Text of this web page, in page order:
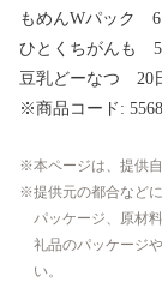
もめんWパック 6
ひとくちがんも 5
豆乳どーなつ 20
※商品コード:
本ページは、提供
提供元の都合など
パッケージ、原材
礼品のパッケージ
い。